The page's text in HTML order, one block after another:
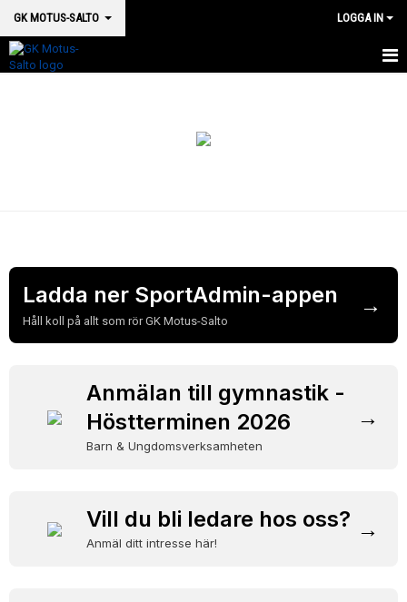
GK MOTUS-SALTO LOGGA IN
VÅRA HALLAR & LOKALER
GRUPPSTRUKTUR
KLÄDER
TÄVLINGAR
Ladda ner SportAdmin-appen
Håll koll på allt som rör GK Motus-Salto
→
Anmälan till gymnastik -
Höstterminen 2026
Barn & Ungdomsverksamheten
→
Vill du bli ledare hos oss?
Anmäl ditt intresse här!
→